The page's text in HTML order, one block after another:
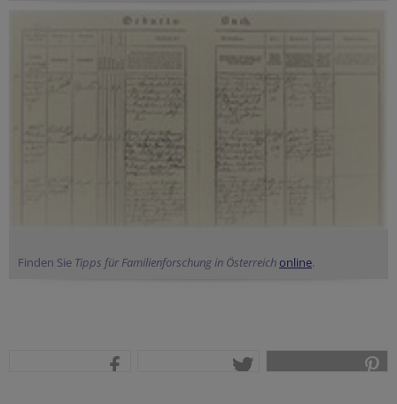
Finden Sie Tipps für Familienforschung in Österreichonline.